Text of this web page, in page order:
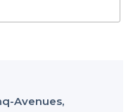
Avenues,